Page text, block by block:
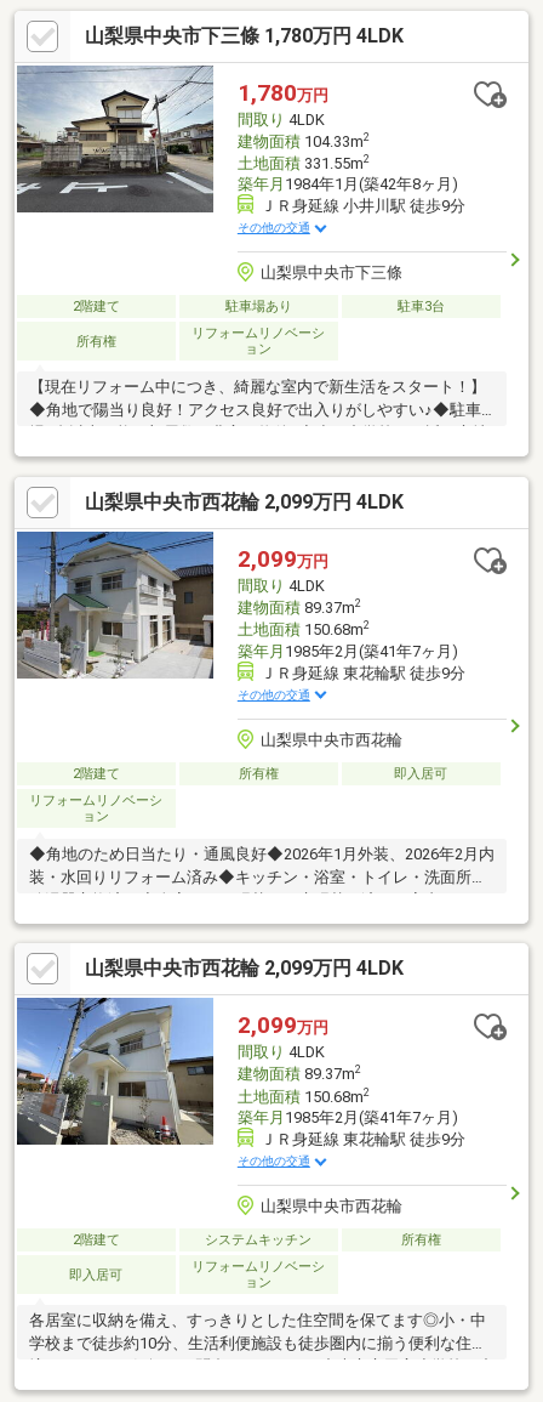
な駐車スペースをしっかり確保：マイカー通勤や毎日の買い物、
さらに来客時にも困らない安心の駐車環境が整っています。穏や
かで閑静な住宅街に立地：騒音が少なく落ち着いた環境。小さな
お子様がいるご家庭も安心してのびのび暮らせます。家計に嬉し
い納得のプライス：無理のない予算で、ゆとりある一戸建てライ
フを叶えたいファミリーに最適です。
山梨県中央市下三條 1,780万円 4LDK
1,780万円
間取り 4LDK
建物面積104.33m2
土地面積331.55m2
築年月 1984年1月(築42年8ヶ月)
ＪＲ身延線 小井川駅 徒歩9分
その他の交通
山梨県中央市下三條
2階建て 駐車場あり 駐車3台
所有権
リフォームリノベーシ
ョン
【現在リフォーム中につき、綺麗な室内で新生活をスタート！】
◆角地で陽当り良好！アクセス良好で出入りがしやすい♪◆駐車
で通学も安心◎◆スーパー等が近く生活利便性良好な好立地！◆
小井川駅まで徒歩約9分！物件の詳細、ご見学のご希望はお気軽に
お問い合わせください！
山梨県中央市西花輪 2,099万円 4LDK
2,099万円
間取り 4LDK
建物面積89.37m2
土地面積150.68m2
築年月 1985年2月(築41年7ヶ月)
ＪＲ身延線 東花輪駅 徒歩9分
その他の交通
山梨県中央市西花輪
2階建て 所有権
即入居可
リフォームリノベーシ
ョン
◆角地のため日当たり・通風良好◆2026年1月外装、2026年2月内
装・水回りリフォーム済み◆キッチン・浴室・トイレ・洗面所・
給湯器交換済み◆全室クロス張替え、床張替え済みで室内きれい
◆カウンターキッチン・3口コンロ・追焚機能付きで設備充実物
件の詳細、ご見学のご希望はお気軽にお問い合わせください！
山梨県中央市西花輪 2,099万円 4LDK
2,099万円
間取り 4LDK
建物面積89.37m2
土地面積150.68m2
築年月 1985年2月(築41年7ヶ月)
ＪＲ身延線 東花輪駅 徒歩9分
その他の交通
山梨県中央市西花輪
2階建て システムキッチン 所有権
即入居可
リフォームリノベーシ
ョン
各居室に収納を備え、すっきりとした住空間を保てます◎小・中
学校まで徒歩約10分、生活利便施設も徒歩圏内に揃う便利な住環
央市立田富中学校。